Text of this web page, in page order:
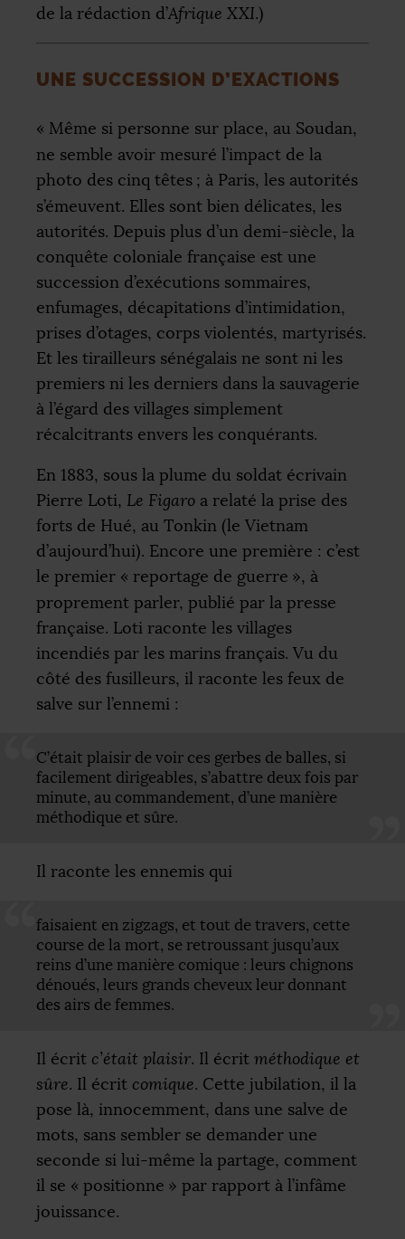
de la rédaction d’Afrique XXI.)
UNE SUCCESSION D’EXACTIONS
« Même si personne sur place, au Soudan,
ne semble avoir mesuré l’impact de la
photo des cinq têtes ; à Paris, les autorités
s’émeuvent. Elles sont bien délicates, les
autorités. Depuis plus d’un demi-siècle, la
conquête coloniale française est une
succession d’exécutions sommaires,
enfumages, décapitations d’intimidation,
prises d’otages, corps violentés, martyrisés.
Et les tirailleurs sénégalais ne sont ni les
premiers ni les derniers dans la sauvagerie
à l’égard des villages simplement
récalcitrants envers les conquérants.
En 1883, sous la plume du soldat écrivain
Pierre Loti, Le Figaro a relaté la prise des
forts de Hué, au Tonkin (le Vietnam
d’aujourd’hui). Encore une première : c’est
le premier « reportage de guerre », à
proprement parler, publié par la presse
française. Loti raconte les villages
incendiés par les marins français. Vu du
côté des fusilleurs, il raconte les feux de
salve sur l’ennemi :
C’était plaisir de voir ces gerbes de balles, si
facilement dirigeables, s’abattre deux fois par
minute, au commandement, d’une manière
méthodique et sûre.
Il raconte les ennemis qui
faisaient en zigzags, et tout de travers, cette
course de la mort, se retroussant jusqu’aux
reins d’une manière comique : leurs chignons
dénoués, leurs grands cheveux leur donnant
des airs de femmes.
Il écrit c’était plaisir. Il écrit méthodique et
sûre. Il écrit comique. Cette jubilation, il la
pose là, innocemment, dans une salve de
mots, sans sembler se demander une
seconde si lui-même la partage, comment
il se « positionne » par rapport à l’infâme
jouissance.